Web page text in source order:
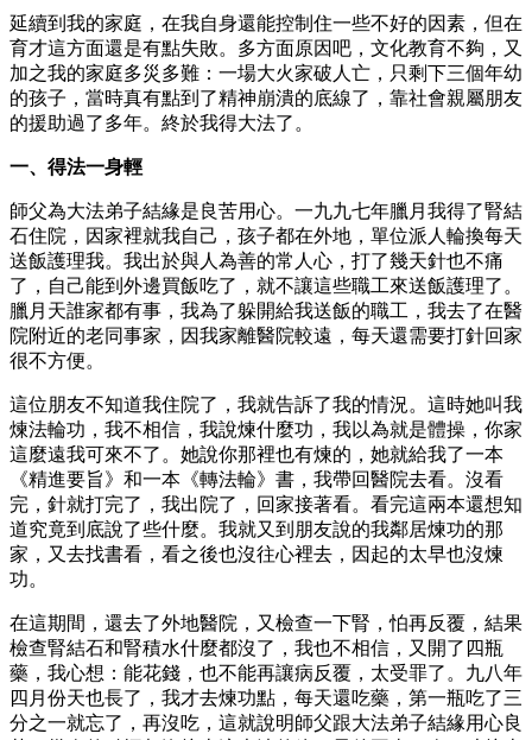
延續到我的家庭，在我自身還能控制住一些不好的因素，但在
育才這方面還是有點失敗。多方面原因吧，文化教育不夠，又
加之我的家庭多災多難：一場大火家破人亡，只剩下三個年幼
的孩子，當時真有點到了精神崩潰的底線了，靠社會親屬朋友
的援助過了多年。終於我得大法了。
一、得法一身輕
師父為大法弟子結緣是良苦用心。一九九七年臘月我得了腎結
石住院，因家裡就我自己，孩子都在外地，單位派人輪換每天
送飯護理我。我出於與人為善的常人心，打了幾天針也不痛
了，自己能到外邊買飯吃了，就不讓這些職工來送飯護理了。
臘月天誰家都有事，我為了躲開給我送飯的職工，我去了在醫
院附近的老同事家，因我家離醫院較遠，每天還需要打針回家
很不方便。
這位朋友不知道我住院了，我就告訴了我的情況。這時她叫我
煉法輪功，我不相信，我說煉什麼功，我以為就是體操，你家
這麼遠我可來不了。她說你那裡也有煉的，她就給我了一本
《精進要旨》和一本《轉法輪》書，我帶回醫院去看。沒看
完，針就打完了，我出院了，回家接著看。看完這兩本還想知
道究竟到底說了些什麼。我就又到朋友說的我鄰居煉功的那
家，又去找書看，看之後也沒往心裡去，因起的太早也沒煉
功。
在這期間，還去了外地醫院，又檢查一下腎，怕再反覆，結果
檢查腎結石和腎積水什麼都沒了，我也不相信，又開了四瓶
藥，我心想：能花錢，也不能再讓病反覆，太受罪了。九八年
四月份天也長了，我才去煉功點，每天還吃藥，第一瓶吃了三
分之一就忘了，再沒吃，這就說明師父跟大法弟子結緣用心良